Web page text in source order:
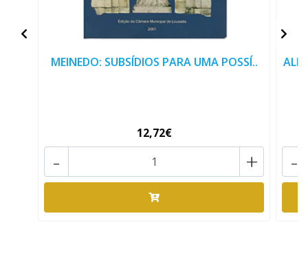
MEINEDO: SUBSÍDIOS PARA UMA POSSÍ..
12,72€
+
- -